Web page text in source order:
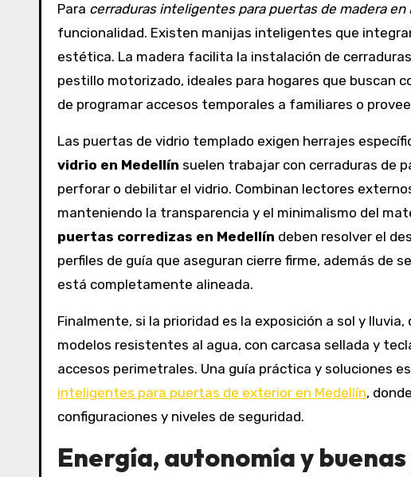
Para cerraduras inteligentes para puertas de madera en
funcionalidad. Existen manijas inteligentes que
estética. La madera facilita la instalación de
pestillo motorizado, ideales para hogares que buscan
de programar accesos temporales a familiares o
Las puertas de vidrio templado exigen herrajes
vidrio en Medellín suelen trabajar con cerraduras de
perforar o debilitar el vidrio. Combinan lectores
manteniendo la transparencia y el minimalismo del
puertas corredizas en Medellín deben resolver el
perfiles de guía que aseguran cierre firme, además de
está completamente alineada.
Finalmente, si la prioridad es la exposición a sol y
modelos resistentes al agua, con carcasa sellada y
accesos perimetrales. Una guía práctica y soluciones
inteligentes para puertas de exterior en Medellín,
configuraciones y niveles de seguridad.
Energía, autonomía y